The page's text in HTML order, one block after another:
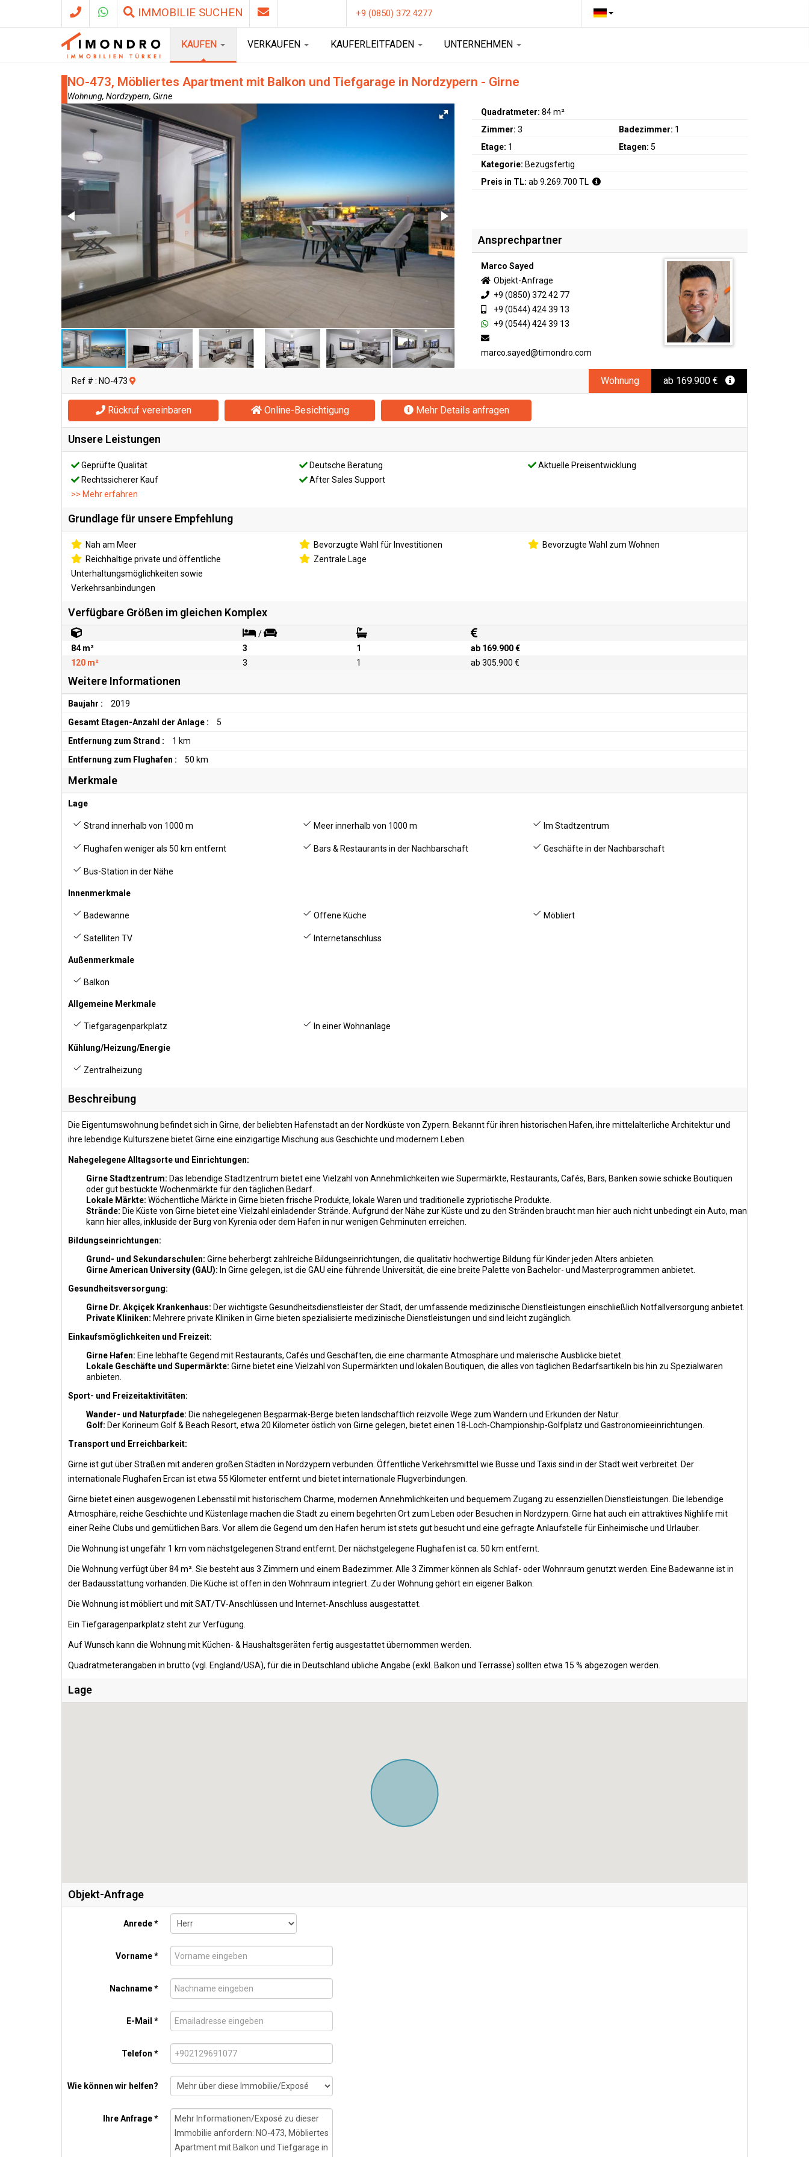
IMMOBILIE SUCHEN +9 (0850) 372 4277
KAUFEN VERKAUFEN KAUFERLEITFADEN UNTERNEHMEN
NO-473, Möbliertes Apartment mit Balkon und Tiefgarage in Nordzypern - Girne
Wohnung, Nordzypern, Girne
Quadratmeter:84 m²
Zimmer:3 Badezimmer: 1
Etage: 1 Etagen: 5
Kategorie: Bezugsfertig
Preis in TL:ab 9.269.700 TL
Ansprechpartner
Marco Sayed
Objekt-Anfrage
+9 (0850) 372 42 77
+9 (0544) 424 39 13
+9 (0544) 424 39 13
marco.sayed@timondro.com
Wohnung ab 169.900 €
Ref # : NO-473
Rückruf vereinbaren Online-Besichtigung Mehr Details anfragen
Unsere Leistungen
Geprüfte Qualität Deutsche Beratung
Aktuelle Preisentwicklung
Rechtssicherer Kauf
After Sales Support
>> Mehr erfahren
Grundlage für unsere Empfehlung
Nah am Meer Bevorzugte Wahl für Investitionen
Bevorzugte Wahl zum Wohnen
Reichhaltige private und öffentliche
Unterhaltungsmöglichkeiten sowie
Verkehrsanbindungen
Zentrale Lage
Verfügbare Größen im gleichen Komplex
/
84 m²
3 1
ab 169.900 €
120 m²
3 1 ab 305.900 €
Weitere Informationen
Baujahr :
2019
Gesamt Etagen-Anzahl der Anlage :
5
Entfernung zum Strand :
1 km
Entfernung zum Flughafen :
50 km
Merkmale
Lage
Strand innerhalb von 1000 m Meer innerhalb von 1000 m Im Stadtzentrum
Flughafen weniger als 50 km entfernt Bars & Restaurants in der Nachbarschaft Geschäfte in der Nachbarschaft
Bus-Station in der Nähe
Innenmerkmale
Badewanne Offene Küche Möbliert
Satelliten TV Internetanschluss
Außenmerkmale
Balkon
Allgemeine Merkmale
Tiefgaragenparkplatz In einer Wohnanlage
Kühlung/Heizung/Energie
Zentralheizung
Beschreibung
Die Eigentumswohnung befindet sich in Girne, der beliebten Hafenstadt an der Nordküste von Zypern. Bekannt für ihren historischen Hafen, ihre mittelalterliche Architektur und
ihre lebendige Kulturszene bietet Girne eine einzigartige Mischung aus Geschichte und modernem Leben.
Nahegelegene Alltagsorte und Einrichtungen:
Girne Stadtzentrum: Das lebendige Stadtzentrum bietet eine Vielzahl von Annehmlichkeiten wie Supermärkte, Restaurants, Cafés, Bars, Banken sowie schicke Boutiquen
oder gut bestückte Wochenmärkte für den täglichen Bedarf.
Lokale Märkte: Wöchentliche Märkte in Girne bieten frische Produkte, lokale Waren und traditionelle zypriotische Produkte.
Strände: Die Küste von Girne bietet eine Vielzahl einladender Strände. Aufgrund der Nähe zur Küste und zu den Stränden braucht man hier auch nicht unbedingt ein Auto, man
kann hier alles, inkluside der Burg von Kyrenia oder dem Hafen in nur wenigen Gehminuten erreichen.
Bildungseinrichtungen:
Grund- und Sekundarschulen: Girne beherbergt zahlreiche Bildungseinrichtungen, die qualitativ hochwertige Bildung für Kinder jeden Alters anbieten.
Girne American University (GAU): In Girne gelegen, ist die GAU eine führende Universität, die eine breite Palette von Bachelor- und Masterprogrammen anbietet.
Gesundheitsversorgung:
Girne Dr. Akçiçek Krankenhaus: Der wichtigste Gesundheitsdienstleister der Stadt, der umfassende medizinische Dienstleistungen einschließlich Notfallversorgung anbietet.
Private Kliniken: Mehrere private Kliniken in Girne bieten spezialisierte medizinische Dienstleistungen und sind leicht zugänglich.
Einkaufsmöglichkeiten und Freizeit:
Girne Hafen: Eine lebhafte Gegend mit Restaurants, Cafés und Geschäften, die eine charmante Atmosphäre und malerische Ausblicke bietet.
Lokale Geschäfte und Supermärkte: Girne bietet eine Vielzahl von Supermärkten und lokalen Boutiquen, die alles von täglichen Bedarfsartikeln bis hin zu Spezialwaren
anbieten.
Sport- und Freizeitaktivitäten:
Wander- und Naturpfade: Die nahegelegenen Beşparmak-Berge bieten landschaftlich reizvolle Wege zum Wandern und Erkunden der Natur.
Golf: Der Korineum Golf & Beach Resort, etwa 20 Kilometer östlich von Girne gelegen, bietet einen 18-Loch-Championship-Golfplatz und Gastronomieeinrichtungen.
Transport und Erreichbarkeit:
Girne ist gut über Straßen mit anderen großen Städten in Nordzypern verbunden. Öffentliche Verkehrsmittel wie Busse und Taxis sind in der Stadt weit verbreitet. Der
internationale Flughafen Ercan ist etwa 55 Kilometer entfernt und bietet internationale Flugverbindungen.
Girne bietet einen ausgewogenen Lebensstil mit historischem Charme, modernen Annehmlichkeiten und bequemem Zugang zu essenziellen Dienstleistungen. Die lebendige
Atmosphäre, reiche Geschichte und Küstenlage machen die Stadt zu einem begehrten Ort zum Leben oder Besuchen in Nordzypern. Girne hat auch ein attraktives Nighlife mit
einer Reihe Clubs und gemütlichen Bars. Vor allem die Gegend um den Hafen herum ist stets gut besucht und eine gefragte Anlaufstelle für Einheimische und Urlauber.
Die Wohnung ist ungefähr 1 km vom nächstgelegenen Strand entfernt. Der nächstgelegene Flughafen ist ca. 50 km entfernt.
Die Wohnung verfügt über 84 m². Sie besteht aus 3 Zimmern und einem Badezimmer. Alle 3 Zimmer können als Schlaf- oder Wohnraum genutzt werden. Eine Badewanne ist in
der Badausstattung vorhanden. Die Küche ist offen in den Wohnraum integriert. Zu der Wohnung gehört ein eigener Balkon.
Die Wohnung ist möbliert und mit SAT/TV-Anschlüssen und Internet-Anschluss ausgestattet.
Ein Tiefgaragenparkplatz steht zur Verfügung.
Auf Wunsch kann die Wohnung mit Küchen- & Haushaltsgeräten fertig ausgestattet übernommen werden.
Quadratmeterangaben in brutto (vgl. England/USA), für die in Deutschland übliche Angabe (exkl. Balkon und Terrasse) sollten etwa 15 % abgezogen werden.
Lage
Objekt-Anfrage
Anrede *
Vorname *
Nachname *
E-Mail *
Telefon *
Wie können wir helfen?
Ihre Anfrage *